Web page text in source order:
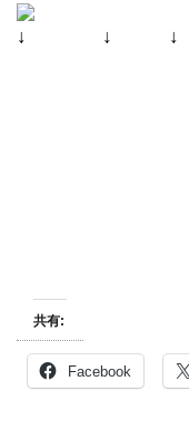
↓ ↓ ↓
共有:
Facebook